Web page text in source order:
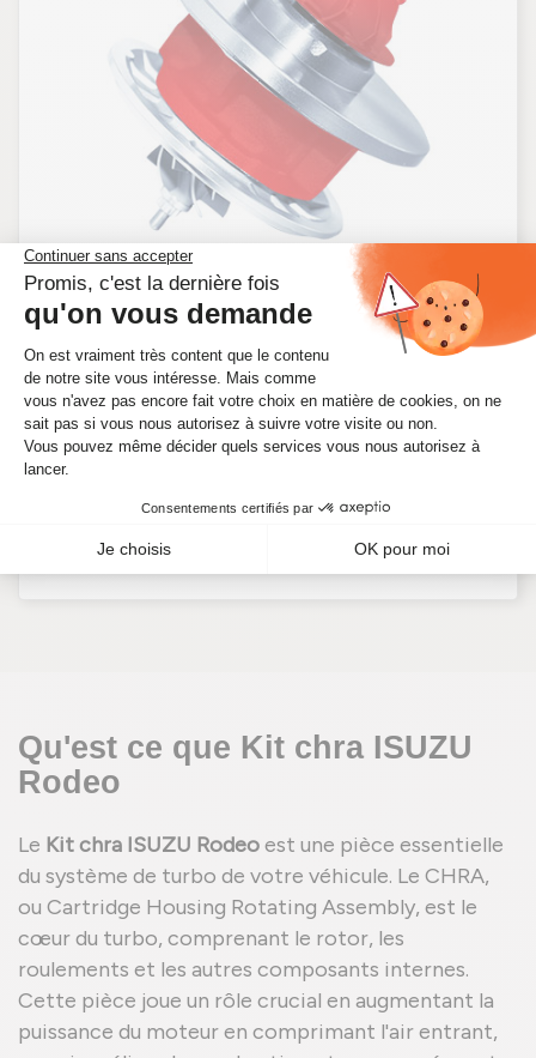
KIT CHRA POUR ISUZU RODEO 3.0 TD 131 CV
VIEK
Ref. VIEK
228,00 €TTC
Qu'est ce que Kit chra ISUZU
Rodeo
Le Kit chra ISUZU Rodeoest une pièce essentielle
du système de turbo de votre véhicule. Le CHRA,
ou Cartridge Housing Rotating Assembly, est le
cœur du turbo, comprenant le rotor, les
roulements et les autres composants internes.
Cette pièce joue un rôle crucial en augmentant la
puissance du moteur en comprimant l'air entrant,